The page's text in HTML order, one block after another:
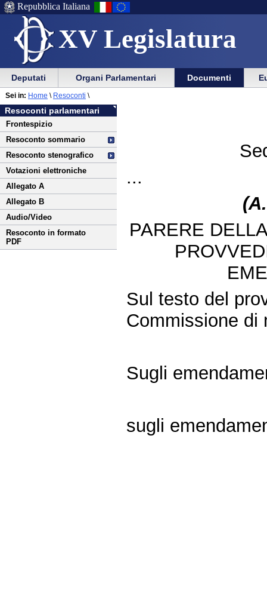
XV Legislatura
Menu
di
ausilio
alla
navigazione
Vai
Menu
di
navigazione
principale
Repubblica Italiana
Menu
di
navigazione
principale
Vai
menu
di
sezione
Deputati Organi Parlamentari Documenti
Vai
al
contenuto
Resoconti parlamentari
Frontespizio
Resoconto sommario
Resoconto stenografico
Votazioni elettroniche
Allegato A
Allegato B
Audio/Video
Resoconto in formato
PDF
Sei in: Home \ Resoconti \
...
PARERE
Sul testo del
Commissione di
Sugli
sugli